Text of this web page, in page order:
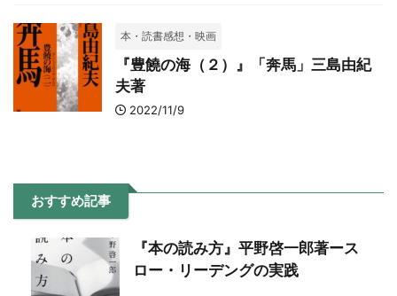
本・読書感想・映画
『豊饒の海（２）』「奔馬」三島由紀
夫著
2022/11/9
おすすめ記事
『本の読み方』平野啓一郎著ース
ロー・リーデングの実践